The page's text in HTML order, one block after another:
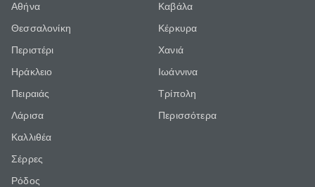
Αθήνα
Θεσσαλονίκη
Περιστέρι
Ηράκλειο
Πειραιάς
Λάρισα
Καλλιθέα
Σέρρες
Ρόδος
Καβάλα
Κέρκυρα
Χανιά
Ιωάννινα
Τρίπολη
Περισσότερα